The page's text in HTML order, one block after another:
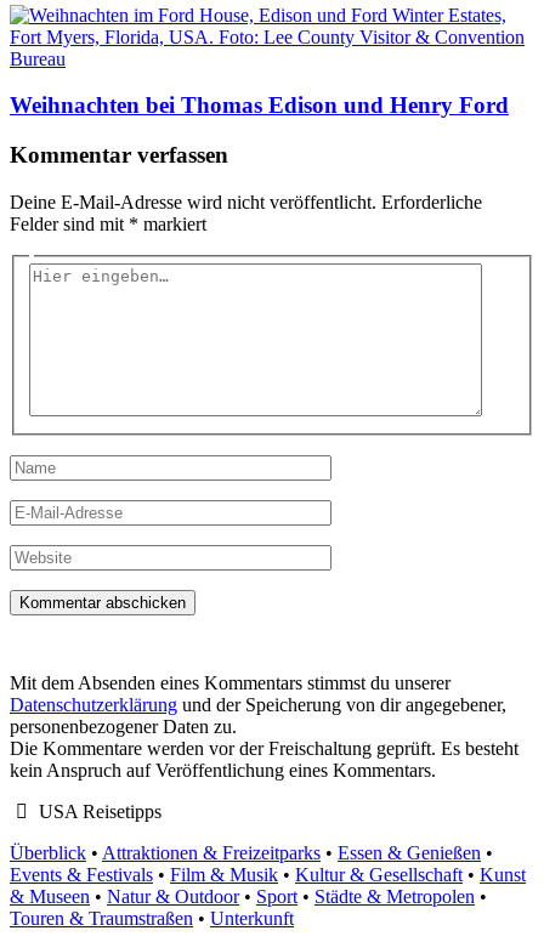
Weihnachten bei Thomas Edison und Henry Ford
Kommentar verfassen
Deine E-Mail-Adresse wird nicht veröffentlicht. Erforderliche
Felder sind mit * markiert
Hier
Name
E-
Mail-
Adresse
Website
Mit dem Absenden eines Kommentars stimmst du unserer
Datenschutzerklärung und der Speicherung von dir angegebener,
personenbezogener Daten zu.
Die Kommentare werden vor der Freischaltung geprüft. Es besteht
kein Anspruch auf Veröffentlichung eines Kommentars.
USA Reisetipps
Überblick • Attraktionen & Freizeitparks • Essen & Genießen •
Events & Festivals • Film & Musik • Kultur & Gesellschaft • Kunst
& Museen • Natur & Outdoor• Sport • Städte & Metropolen •
Touren & Traumstraßen • Unterkunft